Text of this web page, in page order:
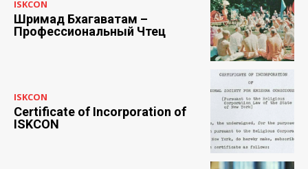
ISKCON
Шримад Бхагаватам –
Профессиональный Чтец
ISKCON
Certificate of Incorporation of
ISKCON